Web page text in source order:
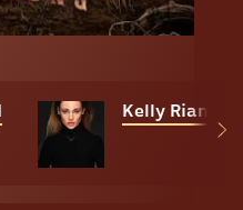
Kelly Rian